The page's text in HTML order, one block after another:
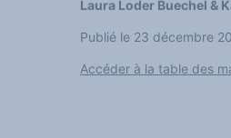
Laura Loder Buechel &
Publié le 23 décembre
Accéder à la table des